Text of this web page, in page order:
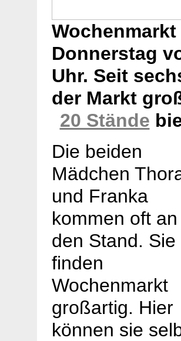
Donnerstag
Uhr. Seit
der Markt
20 Stände
Die beiden
Mädchen
und Franka
kommen oft an
den Stand. Sie
finden
Wochenmarkt
großartig. Hier
können sie